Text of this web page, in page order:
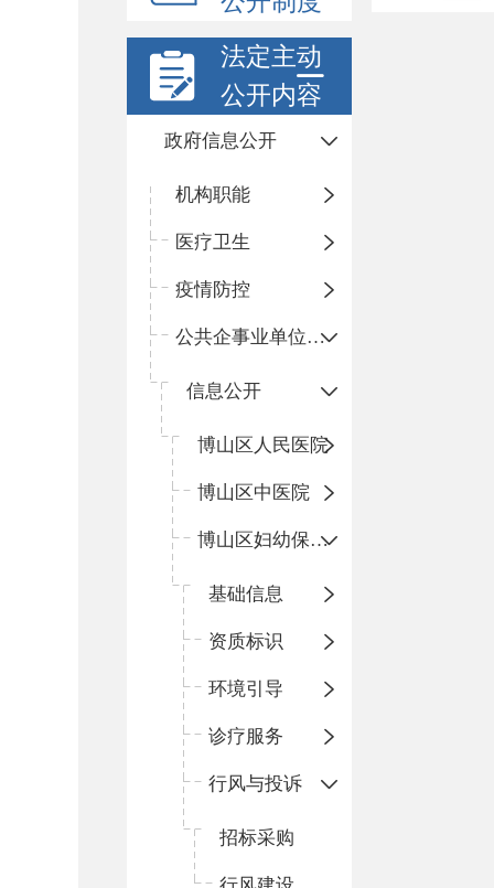
法定主动
公开内容
政府信息公开
机构职能
医疗卫生
疫情防控
公共企事业单位信息公开
信息公开
​博山区人民医院
博山区中医院
博山区妇幼保健院
基础信息
资质标识
环境引导
诊疗服务
行风与投诉
招标采购